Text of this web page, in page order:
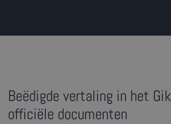
Beëdigde vertaling in het
officiële documenten